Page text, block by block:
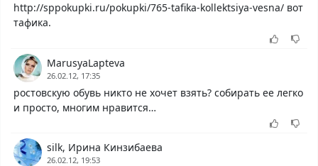
http://sppokupki.ru/pokupki/765-tafika-kollektsiya-vesna/ вот
тафика.
MarusyaLapteva
26.02.12, 17:35
ростовскую обувь никто не хочет взять? собирать ее легко
и просто, многим нравится…
silk, Ирина Кинзибаева
26.02.12, 19:53